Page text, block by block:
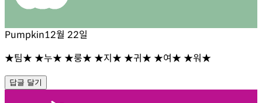
Pumpkin12월 22일
★팀★ ★누★ ★룽★ ★지★ ★귀★ ★여★ ★워★
답글 달기